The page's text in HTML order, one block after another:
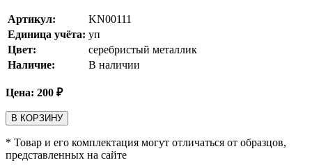
Артикул:
KN00111
Единица учёта: уп
Цвет:
серебристый металлик
Наличие:
В наличии
Цена: 200 ₽
В КОРЗИНУ
* Товар и его комплектация могут отличаться от образцов,
представленных на сайте